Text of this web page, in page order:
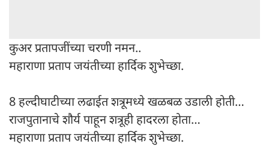
कुअर प्रतापजींच्या चरणी नमन..
महाराणा प्रताप जयंतीच्या हार्दिक शुभेच्छा.
8 हल्दीघाटीच्या लढाईत शत्रूमध्ये खळबळ उडाली होती…
राजपुतानाचे शौर्य पाहून शत्रूही हादरला होता…
महाराणा प्रताप जयंतीच्या हार्दिक शुभेच्छा.